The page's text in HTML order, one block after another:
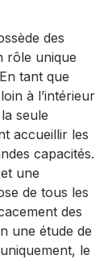
des
rôle unique
tant que
à l’intérieur
seule
accueillir les
capacités.
une
de tous les
des
une étude de
le